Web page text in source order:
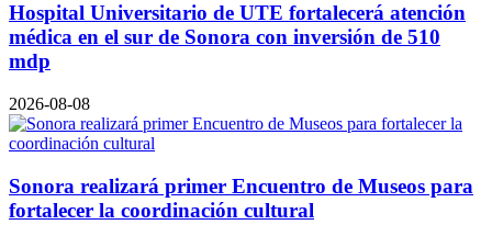
Hospital Universitario de UTE fortalecerá atención
médica en el sur de Sonora con inversión de 510
mdp
2026-08-08
Sonora realizará primer Encuentro de Museos para
fortalecer la coordinación cultural